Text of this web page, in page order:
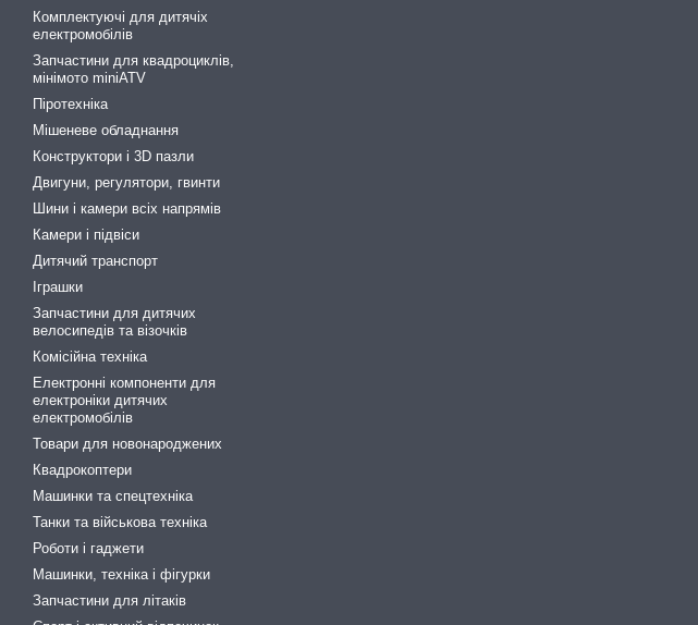
Комплектуючі для дитячіх
електромобілів
Запчастини для квадроциклів,
мінімото miniATV
Піротехніка
Мішеневе обладнання
Конструктори і 3D пазли
Двигуни, регулятори, гвинти
Шини і камери всіх напрямів
Камери і підвіси
Дитячий транспорт
Іграшки
Запчастини для дитячих
велосипедів та візочків
Комісійна техніка
Електронні компоненти для
електроніки дитячих
електромобілів
Товари для новонароджених
Квадрокоптери
Машинки та спецтехніка
Танки та військова техніка
Роботи і гаджети
Машинки, техніка і фігурки
Запчастини для літаків